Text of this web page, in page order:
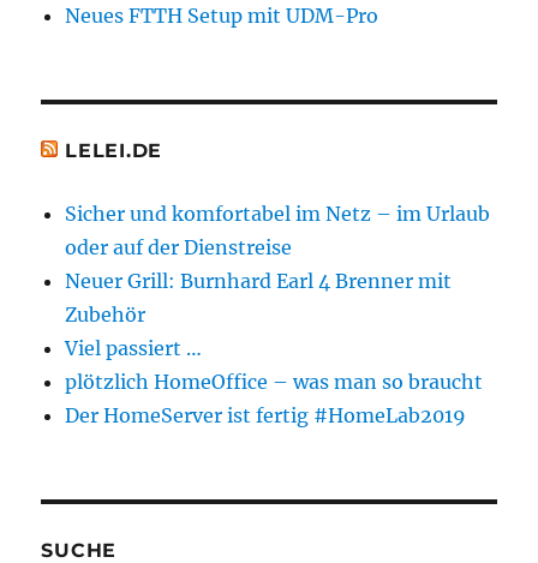
Neues FTTH Setup mit UDM-Pro
LELEI.DE
Sicher und komfortabel im Netz – im Urlaub
oder auf der Dienstreise
Neuer Grill: Burnhard Earl 4 Brenner mit
Zubehör
Viel passiert …
plötzlich HomeOffice – was man so braucht
Der HomeServer ist fertig #HomeLab2019
SUCHE